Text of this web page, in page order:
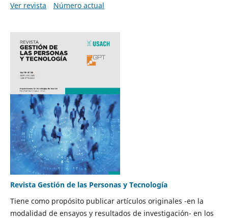
Ver revista
Número actual
Revista Gestión de las Personas y Tecnología
Tiene como propósito publicar artículos originales -en la
modalidad de ensayos y resultados de investigación- en los